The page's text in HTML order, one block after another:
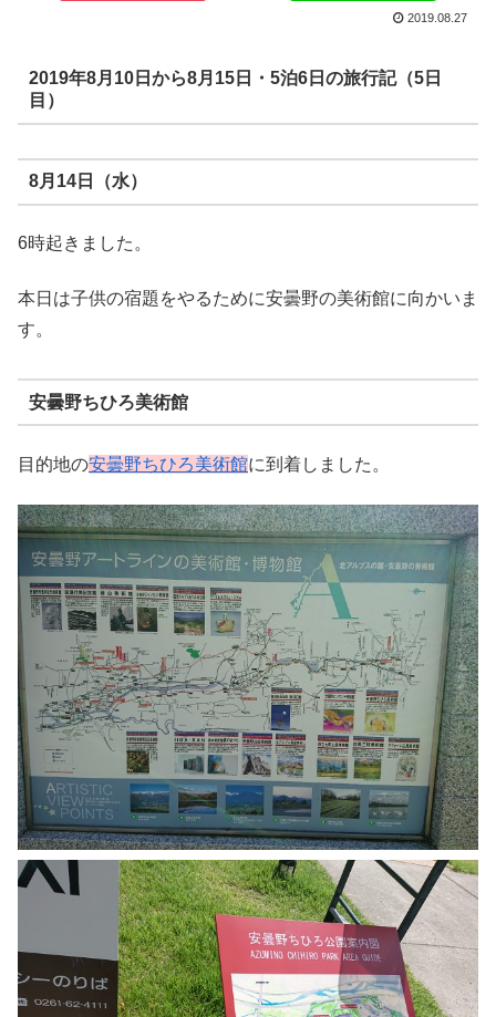
2019.08.27
2019年8月10日から8月15日・5泊6日の旅行記（5日
目）
8月14日（水）
6時起きました。
本日は子供の宿題をやるために安曇野の美術館に向かいま
す。
安曇野ちひろ美術館
目的地の安曇野ちひろ美術館に到着しました。